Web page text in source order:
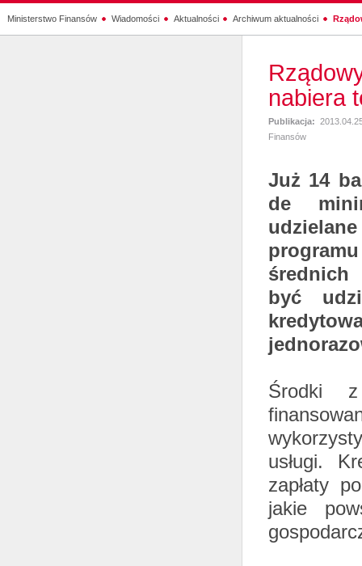
Ministerstwo Finansów Wiadomości Aktualności Archiwum aktualności
nabiera
Publikacja:
Finansów
Już 14
de
średnich
być
Środki z
usługi.
zapłaty
jakie